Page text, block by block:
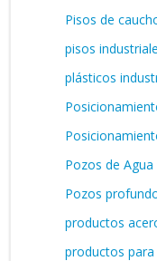
Pisos de
pisos
plásticos
Pozos de
Pozos
productos
productos para